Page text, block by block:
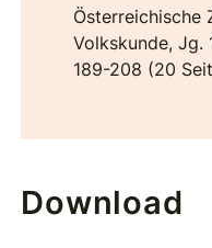
Österreichische
Volkskunde, Jg.
189-208 (20
Download